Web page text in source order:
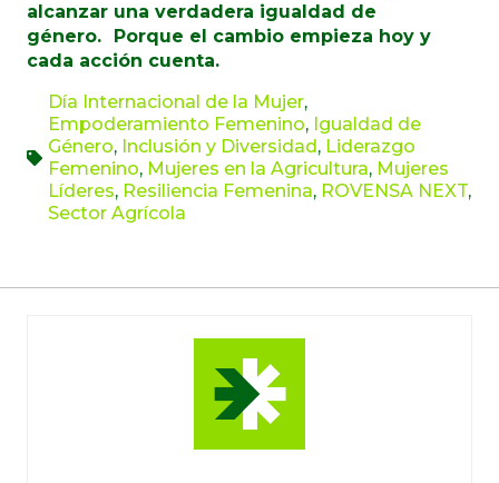
alcanzar una verdadera igualdad de
género. Porque el cambio empieza hoy y
cada acción cuenta.
Día Internacional de la Mujer,
Empoderamiento Femenino, Igualdad de
Género, Inclusión y Diversidad , Liderazgo
Femenino, Mujeres en la Agricultura, Mujeres
Líderes, Resiliencia Femenina, ROVENSA NEXT,
Sector Agrícola